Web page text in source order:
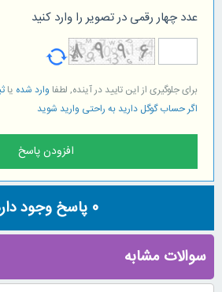
عدد چهار رقمی در تصویر را وارد کنید
برای جلوگیری از این تایید در آینده, لطفا وارد شده یا
اگر حساب گوگل دارید به راحتی وارید شوید
0 پاسخ وجود
سوالات مشابه